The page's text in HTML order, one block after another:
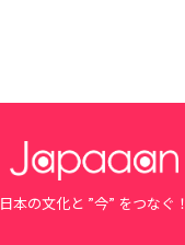
日本の文化と ”今” をつなぐ！